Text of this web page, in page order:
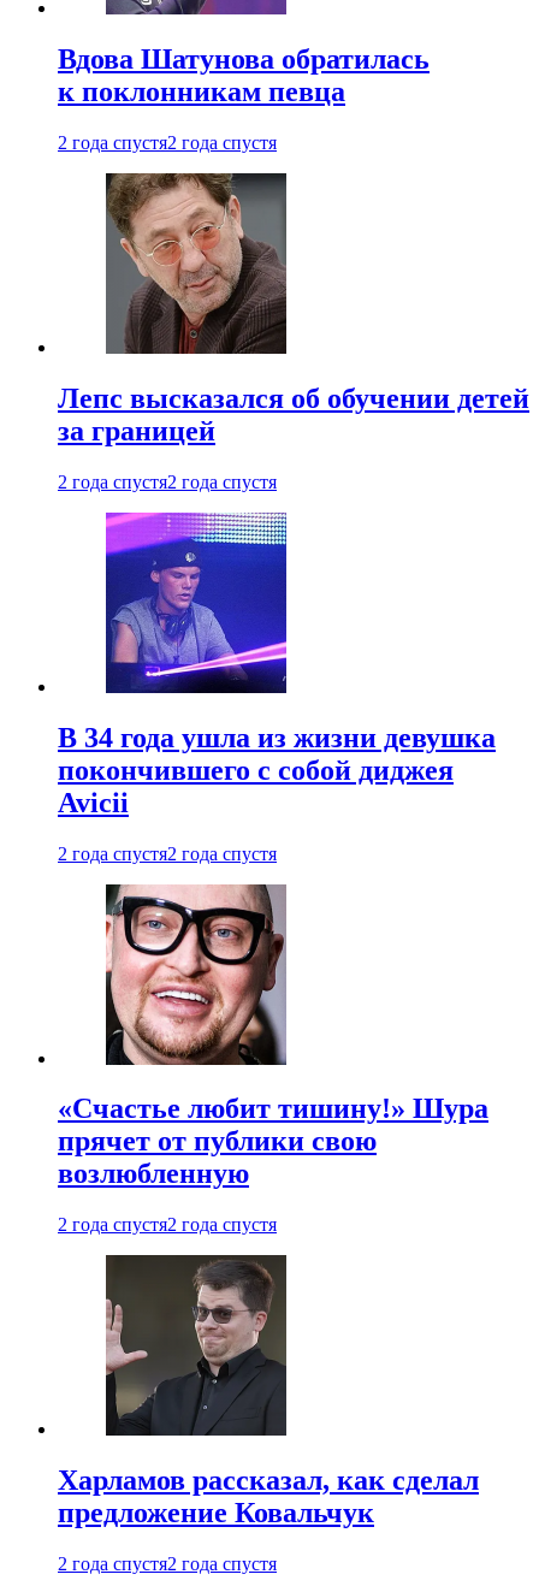
Вдова Шатунова обратилась
к поклонникам певца
2 года спустя2 года спустя
Лепс высказался об обучении детей
за границей
2 года спустя2 года спустя
В 34 года ушла из жизни девушка
покончившего с собой диджея
Avicii
2 года спустя2 года спустя
«Счастье любит тишину!» Шура
прячет от публики свою
возлюбленную
2 года спустя2 года спустя
Харламов рассказал, как сделал
предложение Ковальчук
2 года спустя2 года спустя